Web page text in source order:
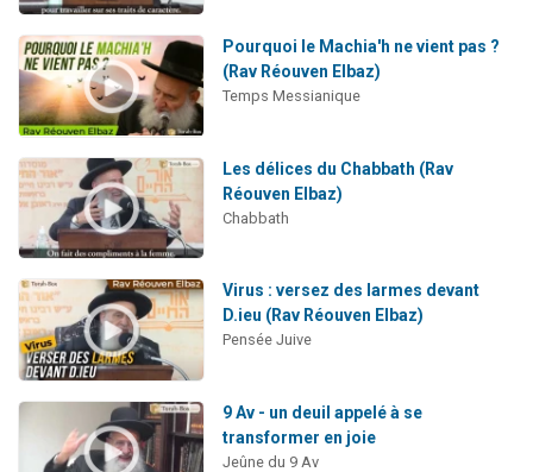
Pourquoi le Machia'h ne vient pas ?
(Rav Réouven Elbaz)
Temps Messianique
Les délices du Chabbath (Rav
Réouven Elbaz)
Chabbath
Virus : versez des larmes devant
D.ieu (Rav Réouven Elbaz)
Pensée Juive
9 Av - un deuil appelé à se
transformer en joie
Jeûne du 9 Av